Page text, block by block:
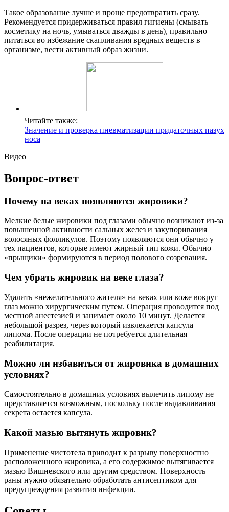
Такое образование лучше и проще предотвратить сразу.
Рекомендуется придерживаться правил гигиены (смывать
косметику на ночь, умываться дважды в день), правильно
питаться во избежание скапливания вредных веществ в
организме, вести активный образ жизни.
Читайте также:
Значение и проверка пневматизации придаточных пазух
носа
Видео
Вопрос-ответ
Почему на веках появляются жировики?
Мелкие белые жировики под глазами обычно возникают из-за
повышенной активности сальных желез и закупоривания
волосяных фолликулов. Поэтому появляются они обычно у
тех пациентов, которые имеют жирный тип кожи. Обычно
«прыщики» формируются в период полового созревания.
Чем убрать жировик на веке глаза?
Удалить «нежелательного жителя» на веках или коже вокруг
глаз можно хирургическим путем. Операция проводится под
местной анестезией и занимает около 10 минут. Делается
небольшой разрез, через который извлекается капсула —
липома. После операции не потребуется длительная
реабилитация.
Можно ли избавиться от жировика в домашних
условиях?
Самостоятельно в домашних условиях вылечить липому не
представляется возможным, поскольку после выдавливания
секрета остается капсула.
Какой мазью вытянуть жировик?
Применение чистотела приводит к разрыву поверхностно
расположенного жировика, а его содержимое вытягивается
мазью Вишневского или другим средством. Поверхность
раны нужно обязательно обработать антисептиком для
предупреждения развития инфекции.